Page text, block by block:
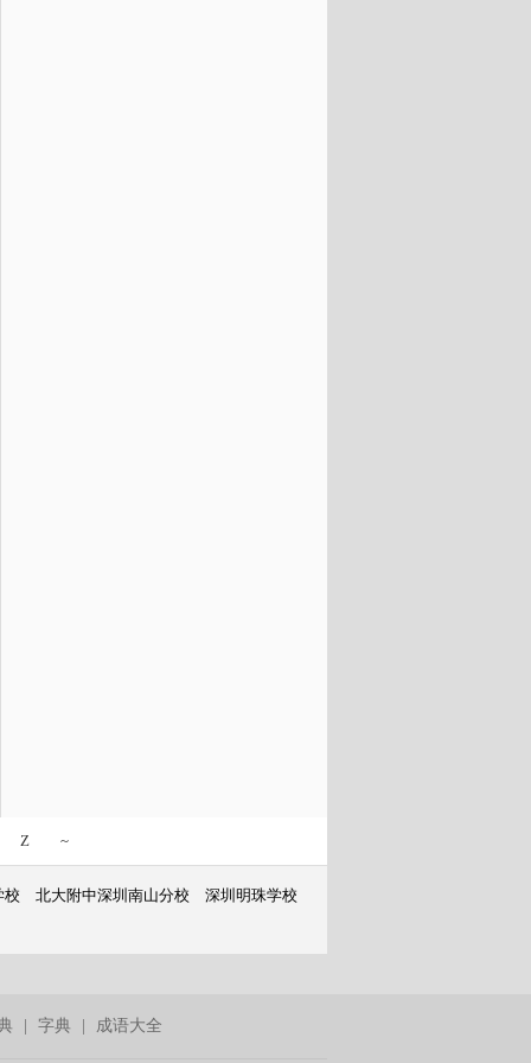
Z ~
校 北大附中深圳南山分校 深圳明珠学校
| 字典| 成语大全